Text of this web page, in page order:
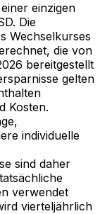
einzigen
Die
Wechselkurses
die von
bereitgestellt
gelten
Kosten.
individuelle
sind daher
verwendet
vierteljährlich